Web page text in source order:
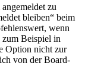
zu
bleiben“ beim
wenn
Beispiel in
Option nicht zur
von der Board-